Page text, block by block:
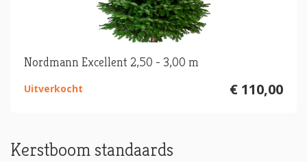
Nordmann Excellent 2,50 - 3,00 m
€ 110,00
Uitverkocht
Kerstboom standaards